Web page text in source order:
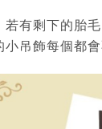
若有剩下的胎
吊飾每個都會